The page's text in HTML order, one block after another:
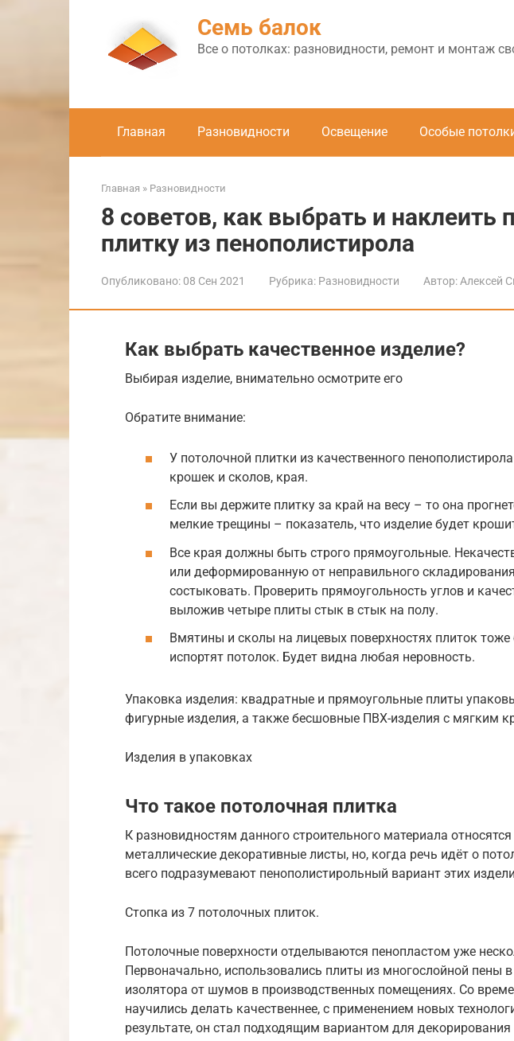
Семь балок
Все о потолках: разновидности, ремонт и монтаж
Главная Разновидности Освещение Особые
Главная » Разновидности
8 советов, как выбрать и наклеить
плитку из пенополистирола
Опубликовано: 08 Сен 2021 Рубрика: Разновидности Автор: Алексей
Как выбрать качественное изделие?
Выбирая изделие, внимательно осмотрите его
Обратите внимание:
У потолочной плитки из качественного
крошек и сколов, края.
Если вы держите плитку за край на весу – то она
мелкие трещины – показатель, что изделие будет
Все края должны быть строго прямоугольные.
или деформированную от неправильного
состыковать. Проверить прямоугольность углов и
выложив четыре плиты стык в стык на полу.
Вмятины и сколы на лицевых поверхностях плиток
испортят потолок. Будет видна любая неровность.
Упаковка изделия: квадратные и прямоугольные плиты
фигурные изделия, а также бесшовные ПВХ-изделия с мягким
Изделия в упаковках
Что такое потолочная плитка
К разновидностям данного строительного материала
металлические декоративные листы, но, когда речь идёт о
всего подразумевают пенополистирольный вариант этих
Стопка из 7 потолочных плиток.
Потолочные поверхности отделываются пенопластом уже
Первоначально, использовались плиты из многослойной пены в
изолятора от шумов в производственных помещениях. Со
научились делать качественнее, с применением новых
результате, он стал подходящим вариантом для